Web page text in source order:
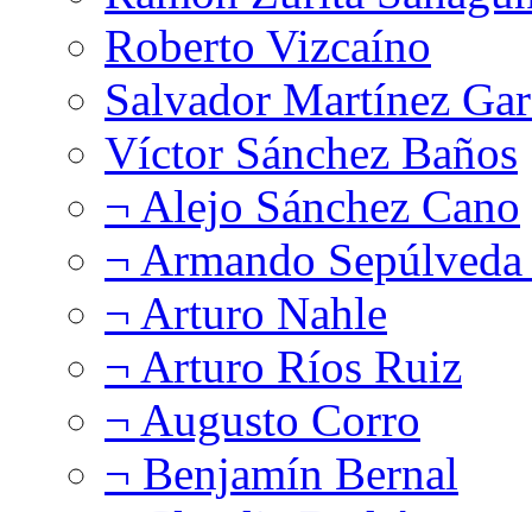
Roberto Vizcaíno
Salvador Martínez
Víctor Sánchez Baños
¬ Alejo Sánchez Cano
¬ Armando
¬ Arturo Nahle
¬ Arturo Ríos Ruiz
¬ Augusto Corro
¬ Benjamín Bernal